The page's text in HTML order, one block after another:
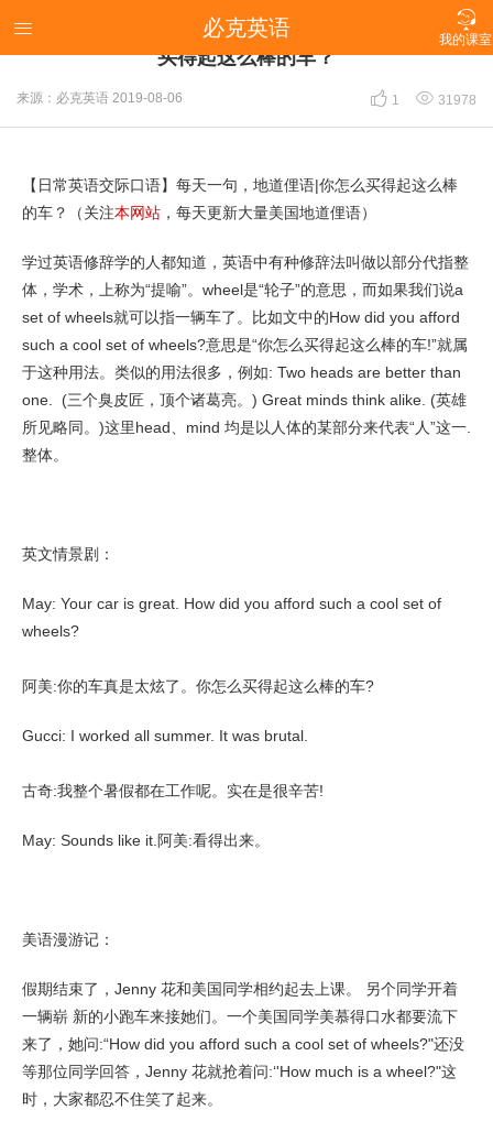

我的课室
 必克英语
【日常英语交际口语】每天一句，地道俚语|你怎么
买得起这么棒的车？
来源：必克英语 2019-08-06  1  31978
【日常英语交际口语】每天一句，地道俚语|你怎么买得起这么棒
的车？（关注本网站 ，每天更新大量美国地道俚语）
学过英语修辞学的人都知道，英语中有种修辞法叫做以部分代指整
体，学术，上称为“提喻”。wheel是“轮子”的意思，而如果我们说a
set of wheels就可以指一辆车了。比如文中的How did you afford
such a cool set of wheels?意思是“你怎么买得起这么棒的车!”就属
于这种用法。类似的用法很多，例如: Two heads are better than
one. (三个臭皮匠，顶个诸葛亮。) Great minds think alike. (英雄
所见略同。)这里head、mind 均是以人体的某部分来代表“人”这一.
整体。
英文情景剧：
May: Your car is great. How did you afford such a cool set of
wheels?
阿美:你的车真是太炫了。你怎么买得起这么棒的车?
Gucci: I worked all summer. It was brutal.
古奇:我整个暑假都在工作呢。实在是很辛苦!
May: Sounds like it.阿美:看得出来。
美语漫游记：
假期结束了，Jenny 花和美国同学相约起去上课。 另个同学开着
一辆崭 新的小跑车来接她们。一个美国同学美慕得口水都要流下
来了，她问:“How did you afford such a cool set of wheels?"还没
等那位同学回答，Jenny 花就抢着问:‘'How much is a wheel?"这
时，大家都忍不住笑了起来。